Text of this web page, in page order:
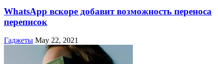
WhatsApp вскоре добавит возможность переноса
переписок
Гаджеты May 22, 2021